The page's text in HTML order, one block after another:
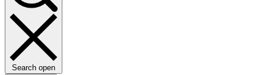
Search open